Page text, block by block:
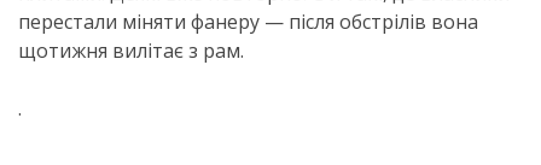
перестали міняти фанеру — після обстрілів вона
щотижня вилітає з рам.
.